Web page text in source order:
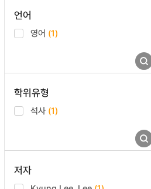
언어
영어 (1)
학위유형
석사 (1)
저자